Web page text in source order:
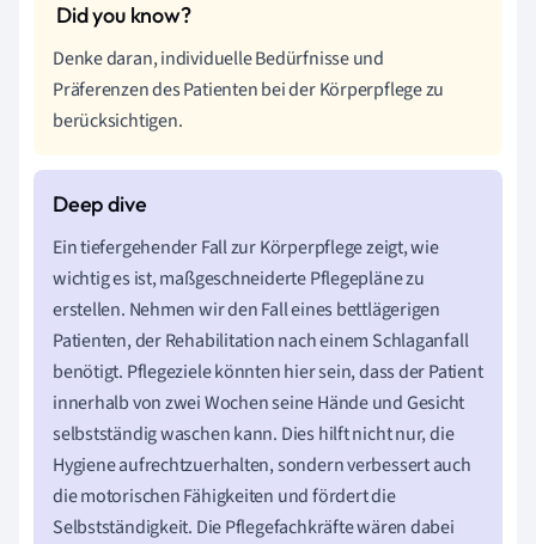
Denke daran, individuelle Bedürfnisse und
Präferenzen des Patienten bei der Körperpflege zu
berücksichtigen.
Ein tiefergehender Fall zur Körperpflege zeigt, wie
wichtig es ist, maßgeschneiderte Pflegepläne zu
erstellen. Nehmen wir den Fall eines bettlägerigen
Patienten, der Rehabilitation nach einem Schlaganfall
benötigt. Pflegeziele könnten hier sein, dass der Patient
innerhalb von zwei Wochen seine Hände und Gesicht
selbstständig waschen kann. Dies hilft nicht nur, die
Hygiene aufrechtzuerhalten, sondern verbessert auch
die motorischen Fähigkeiten und fördert die
Selbstständigkeit. Die Pflegefachkräfte wären dabei